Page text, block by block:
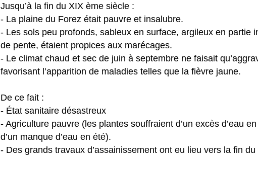
Jusqu’à la fin du XIX ème siècle :
- La plaine du Forez était pauvre et insalubre.
- Les sols peu profonds, sableux en surface, argileux en partie
de pente, étaient propices aux marécages.
- Le climat chaud et sec de juin à septembre ne faisait
favorisant l’apparition de maladies telles que la fièvre jaune.
De ce fait :
- État sanitaire désastreux
- Agriculture pauvre (les plantes souffraient d’un excès d’eau
d’un manque d’eau en été).
- Des grands travaux d’assainissement ont eu lieu vers la fin